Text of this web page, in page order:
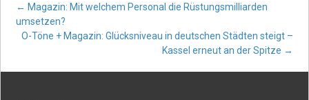
Post
navigation
← Magazin: Mit welchem Personal die Rüstungsmilliarden
umsetzen?
O-Töne + Magazin: Glücksniveau in deutschen Städten steigt –
Kassel erneut an der Spitze →